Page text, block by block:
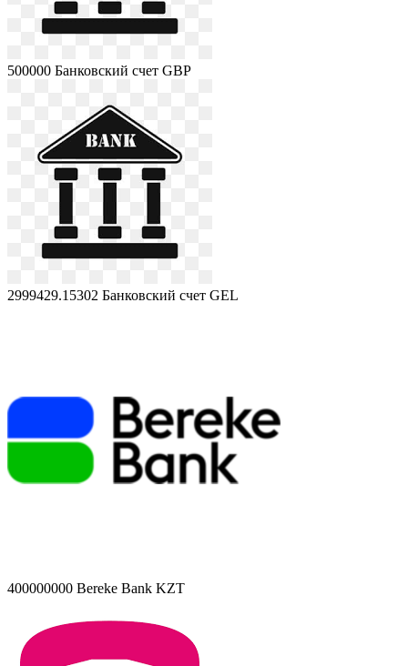
500000 Банковский счет GBP
2999429.15302 Банковский счет GEL
400000000 Bereke Bank KZT